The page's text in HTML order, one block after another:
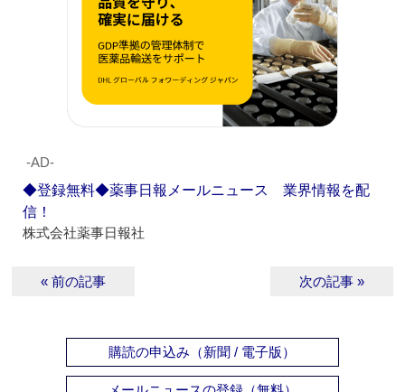
‐AD‐
◆登録無料◆薬事日報メールニュース 業界情報を配
信！
株式会社薬事日報社
« 前の記事 次の記事 »
購読の申込み（新聞 / 電子版）